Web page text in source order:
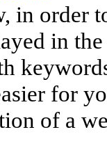
in order
in
for
of a